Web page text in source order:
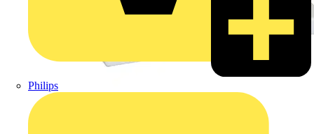
Philips